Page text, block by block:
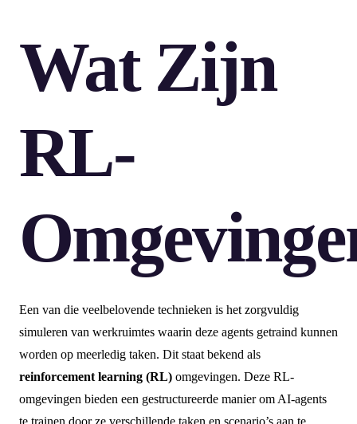
Wat Zijn
RL-
Een van die veelbelovende technieken is het zorgvuldig
simuleren van werkruimtes waarin deze agents getraind kunnen
worden op meerledig taken. Dit staat bekend als
reinforcement learning (RL) omgevingen. Deze RL-
omgevingen bieden een gestructureerde manier om AI-agents
te trainen door ze verschillende taken en scenario’s aan te